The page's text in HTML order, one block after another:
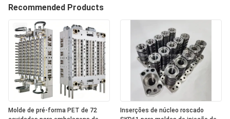
Recommended Products
Molde de pré-forma PET de 72
Inserções de núcleo roscado